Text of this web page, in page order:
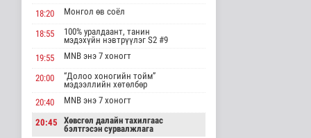
"Цагийн хүрд"
мэдээллийн хөтөлбөр
Нийгэм
2026-08-08 19:59
Хүүхэд залуус, бизнес
эрхлэгчдийг дэмжих
инкубат..
Нийгэм
2026-08-08 17:16
18:20 Монгол өв соёл
18:55
100% уралдаант, танин
мэдэхүйн нэвтрүүлэг S2 #9
19:55
MNB энэ 7 хоногт
20:00
“Долоо хоногийн тойм”
мэдээллийн хөтөлбөр
20:40
MNB энэ 7 хоногт
20:45
Хөвсгөл далайн тахилгаас
бэлтгэсэн сурвалжлага